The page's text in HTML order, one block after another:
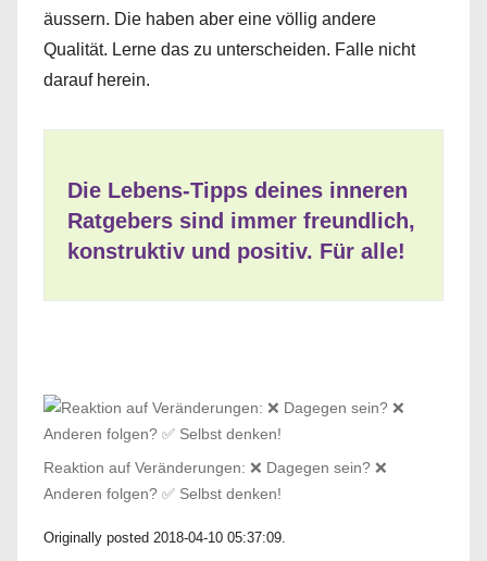
äussern. Die haben aber eine völlig andere
Qualität. Lerne das zu unterscheiden. Falle nicht
darauf herein.
Die Lebens-Tipps deines inneren
Ratgebers sind immer freundlich,
konstruktiv und positiv. Für alle!
Reaktion auf Veränderungen: ❌ Dagegen sein? ❌
Anderen folgen? ✅ Selbst denken!
Originally posted 2018-04-10 05:37:09.